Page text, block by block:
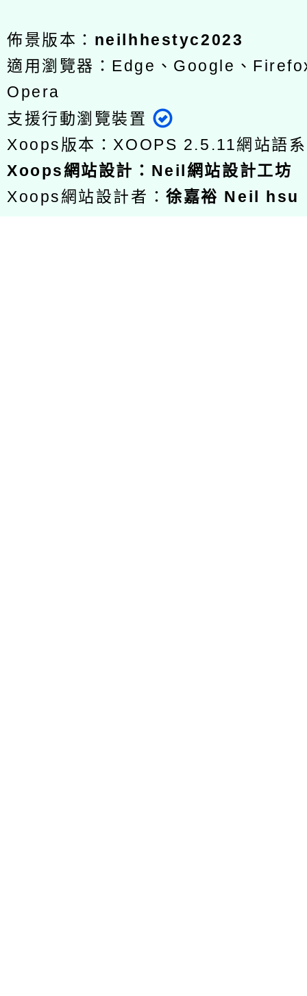
佈景版本： neilhhestyc2023
適用瀏覽器：Edge、Google、
Opera
支援行動瀏覽裝置
Xoops版本： XOOPS 2.5.11網站語
Xoops網站設計 ： Neil網站設計工坊
Xoops網站設計者：徐嘉裕 Neil hsu